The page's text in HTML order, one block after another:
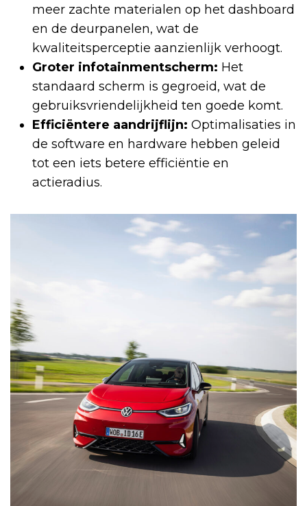
meer zachte materialen op het dashboard
en de deurpanelen, wat de
kwaliteitsperceptie aanzienlijk verhoogt.
Groter infotainmentscherm: Het
standaard scherm is gegroeid, wat de
gebruiksvriendelijkheid ten goede komt.
Efficiëntere aandrijflijn: Optimalisaties in
de software en hardware hebben geleid
tot een iets betere efficiëntie en
actieradius.